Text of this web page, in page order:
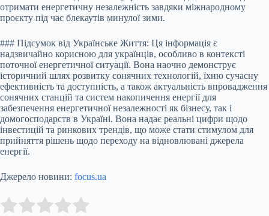
отримати енергетичну незалежність завдяки міжнародному
проєкту під час блекаутів минулої зими.
### Підсумок від Українське Життя: Ця інформація є
надзвичайно корисною для українців, особливо в контексті
поточної енергетичної ситуації. Вона наочно демонструє
історичний шлях розвитку сонячних технологій, їхню сучасну
ефективність та доступність, а також актуальність впровадження
сонячних станцій та систем накопичення енергії для
забезпечення енергетичної незалежності як бізнесу, так і
домогосподарств в Україні. Вона надає реальні цифри щодо
інвестицій та ринкових трендів, що може стати стимулом для
прийняття рішень щодо переходу на відновлювані джерела
енергії.
Джерело новини: focus.ua
Rate this item: